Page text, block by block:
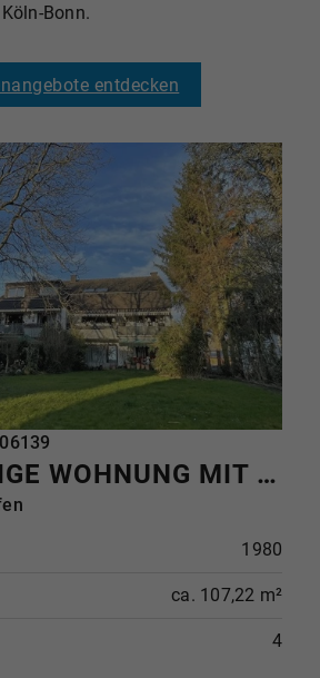
Bonn.
entdecken
WEITLÄUFIGE WOHNUNG MIT BLICK INS GRÜNE - GEPFLEGTE 4-ZIMMER-EIGENTUMSWOHNUNG IN RHEINNÄHE
1980
ca. 107,22 m²
4